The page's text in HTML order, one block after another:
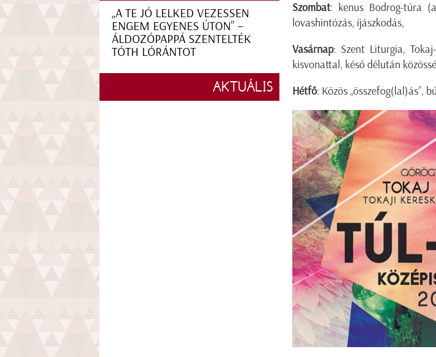
Szombat: kenus Bodrog-túra
lovashintózás, íjászkodás,
Vasárnap: Szent Liturgia,
kisvonattal, késő délután
Hétfő: Közös „összefog(lal)ás”,
„A TE JÓ LELKED VEZESSEN
ENGEM EGYENES ÚTON” –
ÁLDOZÓPAPPÁ SZENTELTÉK
TÓTH LÓRÁNTOT
AKTUÁLIS